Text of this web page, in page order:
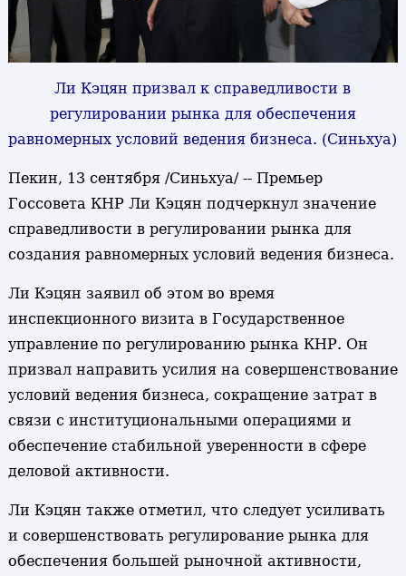
Ли Кэцян призвал к справедливости в
регулировании рынка для обеспечения
равномерных условий ведения бизнеса. (Синьхуа)
Пекин, 13 сентября /Синьхуа/ -- Премьер
Госсовета КНР Ли Кэцян подчеркнул значение
справедливости в регулировании рынка для
создания равномерных условий ведения бизнеса.
Ли Кэцян заявил об этом во время
инспекционного визита в Государственное
управление по регулированию рынка КНР. Он
призвал направить усилия на совершенствование
условий ведения бизнеса, сокращение затрат в
связи с институциональными операциями и
обеспечение стабильной уверенности в сфере
деловой активности.
Ли Кэцян также отметил, что следует усиливать
и совершенствовать регулирование рынка для
обеспечения большей рыночной активности,